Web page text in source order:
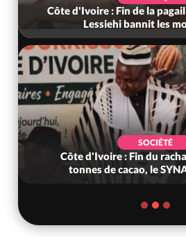
Côte d'Ivoire : Fin de la
Lessiehi bannit les
SOCIÉTÉ
Côte d'Ivoire : Fin du
tonnes de cacao, le